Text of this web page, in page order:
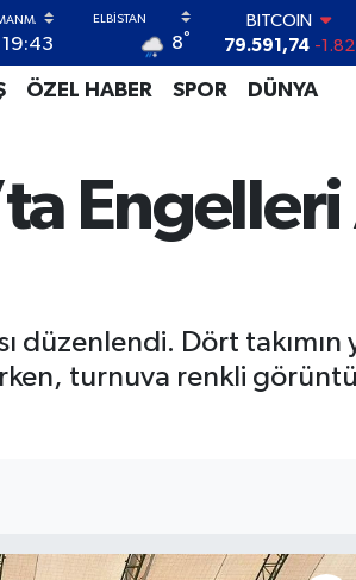
19:43 8°
DOLAR
45,43620 0.02
EURO
53,38690 0.19
6862,09000
BİST100
ÖZEL HABER SPOR DÜNYA
Dört takımın
turnuva renkli